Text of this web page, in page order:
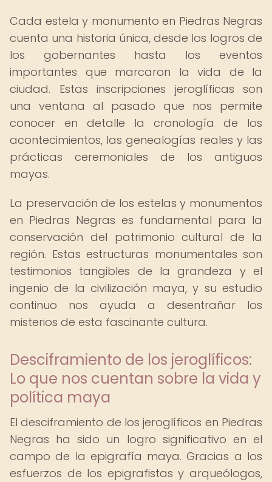
Cada estela y monumento en Piedras Negras
cuenta una historia única, desde los logros de
los gobernantes hasta los eventos
importantes que marcaron la vida de la
ciudad. Estas inscripciones jeroglíficas son
una ventana al pasado que nos permite
conocer en detalle la cronología de los
acontecimientos, las genealogías reales y las
prácticas ceremoniales de los antiguos
mayas.
La preservación de los estelas y monumentos
en Piedras Negras es fundamental para la
conservación del patrimonio cultural de la
región. Estas estructuras monumentales son
testimonios tangibles de la grandeza y el
ingenio de la civilización maya, y su estudio
continuo nos ayuda a desentrañar los
misterios de esta fascinante cultura.
Desciframiento de los jeroglíficos:
Lo que nos cuentan sobre la vida y
política maya
El desciframiento de los jeroglíficos en Piedras
Negras ha sido un logro significativo en el
campo de la epigrafía maya. Gracias a los
esfuerzos de los epigrafistas y arqueólogos,